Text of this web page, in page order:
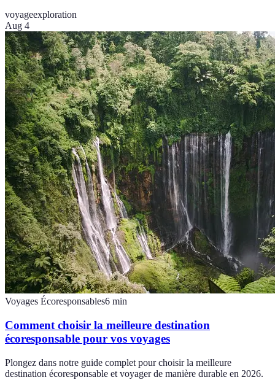
voyageexploration
Aug 4
Voyages Écoresponsables6 min
Comment choisir la meilleure destination
écoresponsable pour vos voyages
Plongez dans notre guide complet pour choisir la meilleure
destination écoresponsable et voyager de manière durable en 2026.